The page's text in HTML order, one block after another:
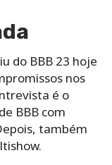
do BBB 23 hoje
nos
é o
BBB com
também